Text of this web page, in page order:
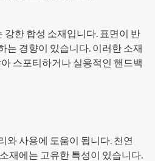
강한 합성 소재입니다. 표면이 반
는 경향이 있습니다. 이러한 소재
스포티하거나 실용적인 핸드백
와 사용에 도움이 됩니다. 천연
재에는 고유한 특성이 있습니다.